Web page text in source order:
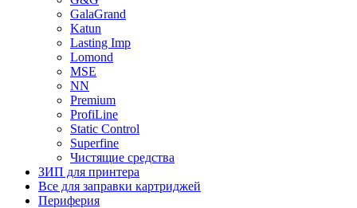
GalaGrand
Katun
Lasting Imp
Lomond
MSE
NN
Premium
ProfiLine
Static Control
Superfine
Чистящие средства
ЗИП для принтера
Все для заправки картриджей
Периферия